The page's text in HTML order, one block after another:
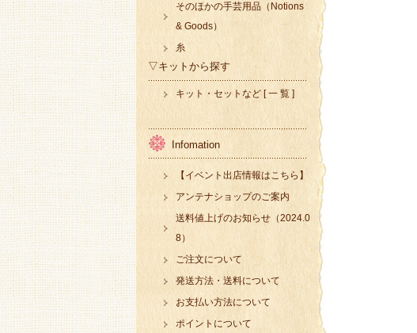
そのほかの手芸用品（Notions
& Goods）
糸
▽キットから探す
キット・セットなど [ 一 覧 ]
Infomation
【イベント出店情報はこちら】
アンテナショップのご案内
送料値上げのお知らせ（2024.0
8）
ご注文について
発送方法・送料について
お支払い方法について
ポイントについて